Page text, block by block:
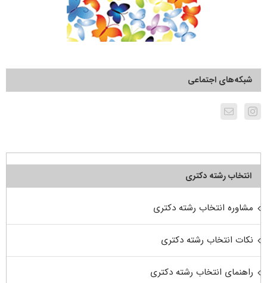
شبکه‌های اجتماعی
انتخاب رشته دکتری
مشاوره انتخاب رشته دکتری
نکات انتخاب رشته دکتری
راهنمای انتخاب رشته دکتری